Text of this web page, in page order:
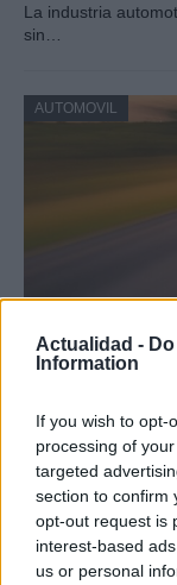
Actualidad -
Information
If you wish to opt-
processing of
targeted
section to confirm
opt-out request is
interest-based
us or personal
La industria
sin…
AUTOMOVIL
Heycar
¿Estás pensando
AUTOMOVIL